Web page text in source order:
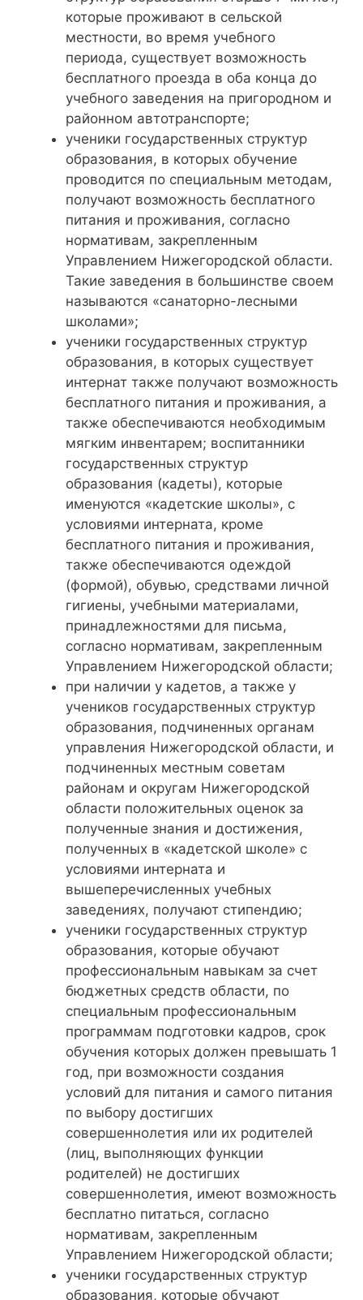
которые проживают в сельской
местности, во время учебного
периода, существует возможность
бесплатного проезда в оба конца до
учебного заведения на пригородном и
районном автотранспорте;
ученики государственных структур
образования, в которых обучение
проводится по специальным методам,
получают возможность бесплатного
питания и проживания, согласно
нормативам, закрепленным
Управлением Нижегородской области.
Такие заведения в большинстве своем
называются «санаторно-лесными
школами»;
ученики государственных структур
образования, в которых существует
интернат также получают возможность
бесплатного питания и проживания, а
также обеспечиваются необходимым
мягким инвентарем; воспитанники
государственных структур
образования (кадеты), которые
именуются «кадетские школы», с
условиями интерната, кроме
бесплатного питания и проживания,
также обеспечиваются одеждой
(формой), обувью, средствами личной
гигиены, учебными материалами,
принадлежностями для письма,
согласно нормативам, закрепленным
Управлением Нижегородской области;
при наличии у кадетов, а также у
учеников государственных структур
образования, подчиненных органам
управления Нижегородской области, и
подчиненных местным советам
районам и округам Нижегородской
области положительных оценок за
полученные знания и достижения,
полученных в «кадетской школе» с
условиями интерната и
вышеперечисленных учебных
заведениях, получают стипендию;
ученики государственных структур
образования, которые обучают
профессиональным навыкам за счет
бюджетных средств области, по
специальным профессиональным
программам подготовки кадров, срок
обучения которых должен превышать 1
год, при возможности создания
условий для питания и самого питания
по выбору достигших
совершеннолетия или их родителей
(лиц, выполняющих функции
родителей) не достигших
совершеннолетия, имеют возможность
бесплатно питаться, согласно
нормативам, закрепленным
Управлением Нижегородской области;
ученики государственных структур
образования, которые обучают